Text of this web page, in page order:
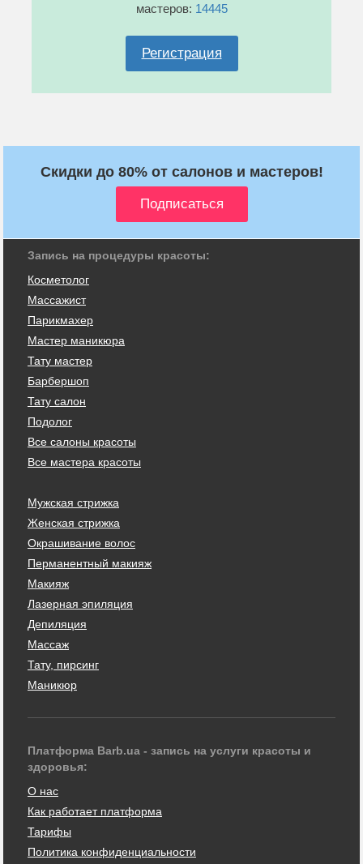
мастеров: 14445
Регистрация
Скидки до 80% от салонов и мастеров!
Запись на процедуры красоты:
Косметолог
Массажист
Парикмахер
Мастер маникюра
Тату мастер
Барбершоп
Тату салон
Подолог
Все салоны красоты
Все мастера красоты
Мужская стрижка
Женская стрижка
Окрашивание волос
Перманентный макияж
Макияж
Лазерная эпиляция
Депиляция
Массаж
Тату, пирсинг
Маникюр
Платформа Barb.ua - запись на услуги красоты и
здоровья:
О нас
Как работает платформа
Тарифы
Политика конфиденциальности